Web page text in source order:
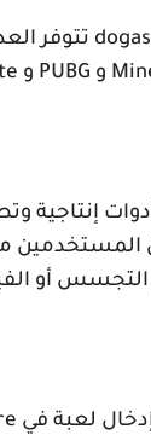
تتوفر
و PUBG و
إنتاجية
المستخدمين
التجسس أو
لعبة في